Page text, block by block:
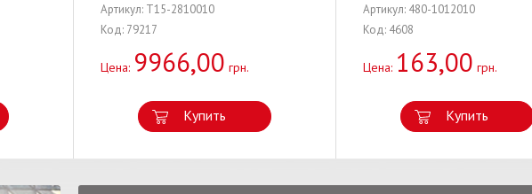
Артикул: T15-2810010
Код: 79217
Цена: 9966,00 грн.
Купить
Артикул: 480-1012010
Код: 4608
Цена: 163,00 грн.
Купить